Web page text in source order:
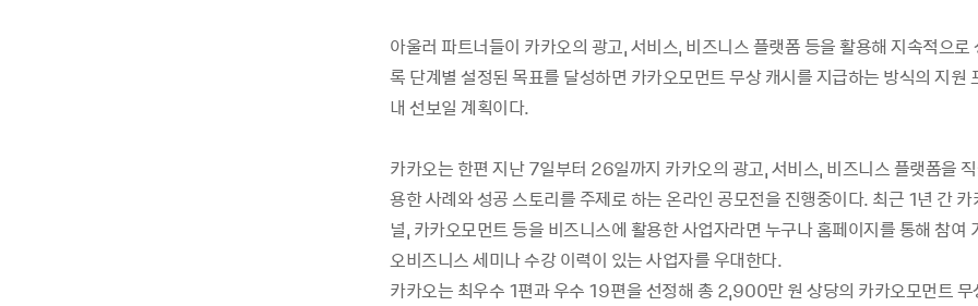
아울러 파트너들이 카카오의 광고, 서비스, 비즈니스 플랫폼 등을 활용해 지속적으로
록 단계별 설정된 목표를 달성하면 카카오모먼트 무상 캐시를 지급하는 방식의 지원
내 선보일 계획이다.
카카오는 한편 지난 7일부터 26일까지 카카오의 광고, 서비스, 비즈니스 플랫폼을
용한 사례와 성공 스토리를 주제로 하는 온라인 공모전을 진행중이다. 최근 1년 간 카
널, 카카오모먼트 등을 비즈니스에 활용한 사업자라면 누구나 홈페이지를 통해 참여
오비즈니스 세미나 수강 이력이 있는 사업자를 우대한다.
카카오는 최우수 1편과 우수 19편을 선정해 총 2,900만 원 상당의 카카오모먼트 무